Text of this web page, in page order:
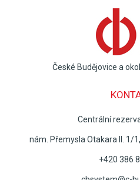
České Budějovice a
Centrální
nám. Přemysla Otakara II. 1/
+420 386